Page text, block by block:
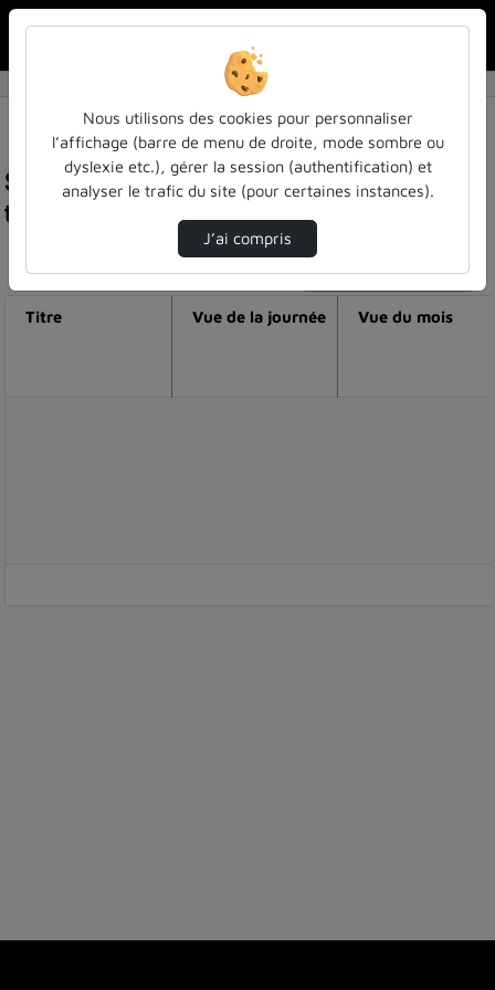
Statistiques de visualisation de la vidéo Explore
ton potentiel - témoignage de lola
Modifier la période de visualisation
Titre Vue de la journée Vue du mois
Nous utilisons des cookies pour personnaliser
l’affichage (barre de menu de droite, mode sombre ou
dyslexie etc.), gérer la session (authentification) et
analyser le trafic du site (pour certaines instances).
J’ai compris